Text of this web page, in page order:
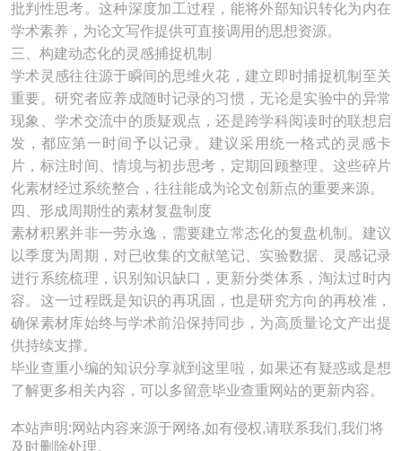
批判性思考。这种深度加工过程，能将外部知识转化为内在
学术素养，为论文写作提供可直接调用的思想资源。
三、构建动态化的灵感捕捉机制
学术灵感往往源于瞬间的思维火花，建立即时捕捉机制至关
重要。研究者应养成随时记录的习惯，无论是实验中的异常
现象、学术交流中的质疑观点，还是跨学科阅读时的联想启
发，都应第一时间予以记录。建议采用统一格式的灵感卡
片，标注时间、情境与初步思考，定期回顾整理。这些碎片
化素材经过系统整合，往往能成为论文创新点的重要来源。
四、形成周期性的素材复盘制度
素材积累并非一劳永逸，需要建立常态化的复盘机制。建议
以季度为周期，对已收集的文献笔记、实验数据、灵感记录
进行系统梳理，识别知识缺口，更新分类体系，淘汰过时内
容。这一过程既是知识的再巩固，也是研究方向的再校准，
确保素材库始终与学术前沿保持同步，为高质量论文产出提
供持续支撑。
毕业查重小编的知识分享就到这里啦，如果还有疑惑或是想
了解更多相关内容，可以多留意毕业查重网站的更新内容。
本站声明:网站内容来源于网络,如有侵权,请联系我们,我们将
及时删除处理。